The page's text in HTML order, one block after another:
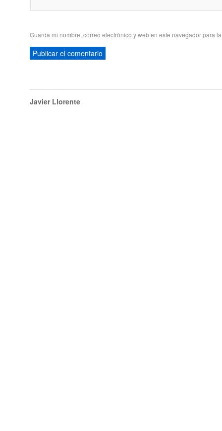
Guarda mi nombre, correo electrónico y web en este navegador para
Javier Llorente